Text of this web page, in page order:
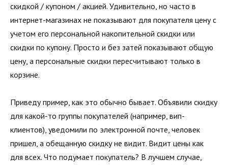
скидкой / купоном / акцией. Удивительно, но часто в
интернет-магазинах не показывают для покупателя цену с
учетом его персональной накопительной скидки или
скидки по купону. Просто и без затей показывают общую
цену, а персональные скидки пересчитывают только в
корзине.
Приведу пример, как это обычно бывает. Объявили скидку
для какой-то группы покупателей (например, вип-
клиентов), уведомили по электронной почте, человек
пришел, а обещанную скидку не видит. Видит цены как
для всех. Что подумает покупатель? В лучшем случае,